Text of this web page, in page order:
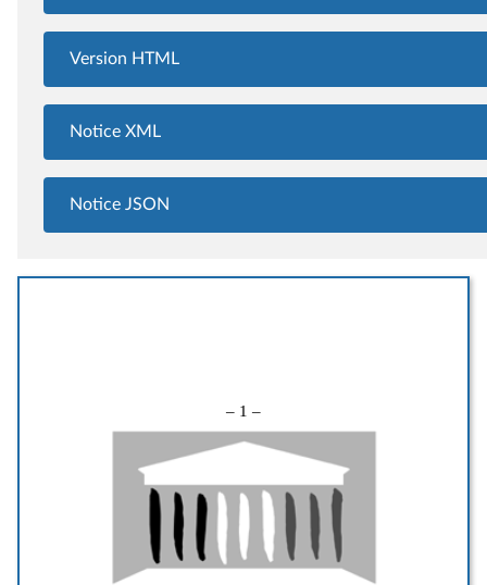
Version HTML
Notice XML
Notice JSON